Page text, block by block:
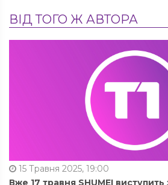
ВІД ТОГО Ж АВТОРА
15 Травня 2025, 19:00
Вже 17 травня SHUMEI